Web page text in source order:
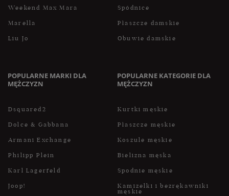
Weekend Max Mara
Marella
Liu Jo
Spódnice
Płaszcze damskie
Obuwie damskie
POPULARNE MARKI DLA
MĘŻCZYZN
Dsquared2
Dolce & Gabbana
Armani Exchange
Philipp Plein
Karl Lagerfeld
Joop!
POPULARNE KATEGORIE DLA
MĘŻCZYZN
Kurtki męskie
Płaszcze męskie
Koszule męskie
Bielizna męska
Spodnie męskie
Kamizelki i bezrękawniki
męskie